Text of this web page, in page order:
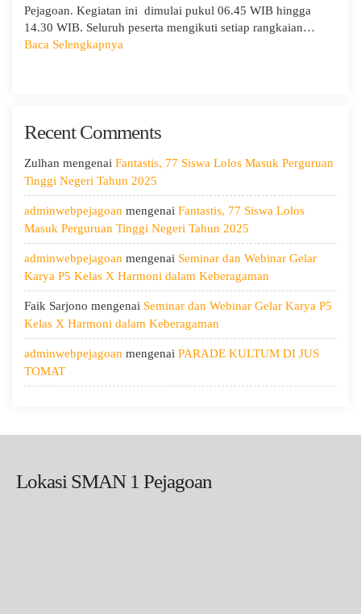
Pejagoan. Kegiatan ini dimulai pukul 06.45 WIB hingga
14.30 WIB. Seluruh peserta mengikuti setiap rangkaian…
Baca Selengkapnya
Menggali
Diri,
Menjaga
Kesehatan,
dan
Menumbuhkan
Kepedulian
Recent Comments
Zulhan mengenai Fantastis, 77 Siswa Lolos Masuk Perguruan
Tinggi Negeri Tahun 2025
adminwebpejagoan mengenai Fantastis, 77 Siswa Lolos
Masuk Perguruan Tinggi Negeri Tahun 2025
adminwebpejagoan mengenai Seminar dan Webinar Gelar
Karya P5 Kelas X Harmoni dalam Keberagaman
Faik Sarjono mengenai Seminar dan Webinar Gelar Karya P5
Kelas X Harmoni dalam Keberagaman
adminwebpejagoan mengenai PARADE KULTUM DI JUS
TOMAT
Lokasi SMAN 1 Pejagoan